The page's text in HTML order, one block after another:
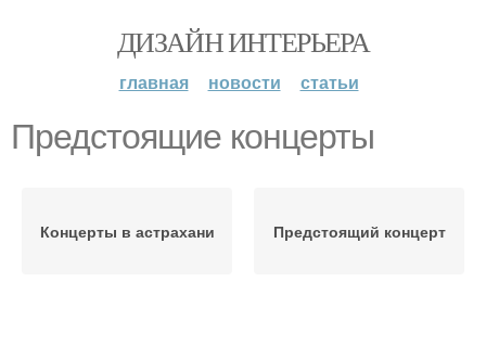
ДИЗАЙН ИНТЕРЬЕРА
главная новости статьи
Предстоящие концерты
Концерты в астрахани Предстоящий концерт